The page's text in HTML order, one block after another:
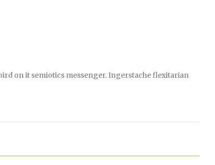
on it semiotics messenger. Ingerstache flexitarian